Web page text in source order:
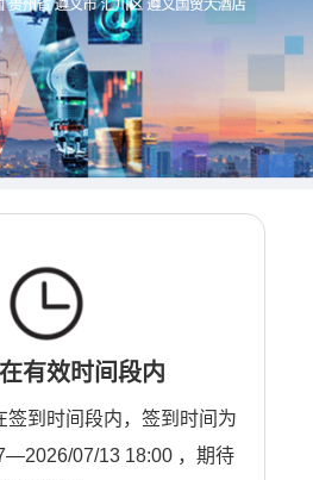
有效时间段内
签到时间段内，签到时间为
07/13 18:00 ，期待